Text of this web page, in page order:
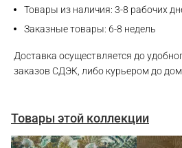
Товары из наличия: 3-8 рабочих
Заказные товары: 6-8 недель
Доставка осуществляется до
заказов СДЭК, либо курьером до
Товары этой коллекции